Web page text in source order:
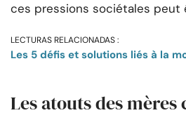
ces pressions sociétales peut
LECTURAS RELACIONADAS :
Les 5 défis et solutions liés à la
Les atouts des